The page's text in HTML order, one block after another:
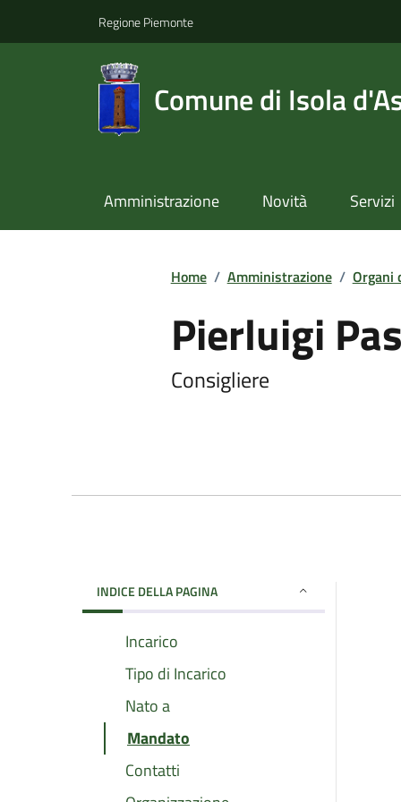
Regione Piemonte
Comune di Isola
Amministrazione Novità Servizi
Home / Amministrazione / Organi
Pierluigi
Consigliere
INDICE DELLA PAGINA
Incarico
Tipo di Incarico
Nato a
Mandato
Contatti